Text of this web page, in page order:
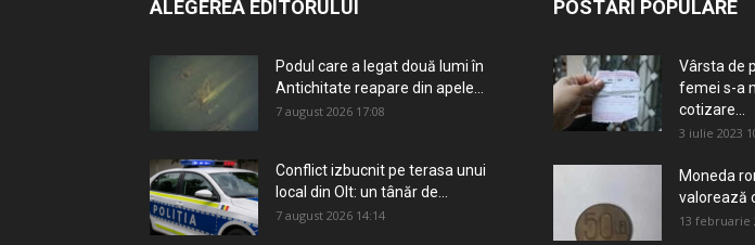
ALEGEREA EDITORULUI
Podul care a legat două lumi în
Antichitate reapare din apele...
7 august 2026 17:08
Conflict izbucnit pe terasa unui
local din Olt: un tânăr de...
7 august 2026 14:14
POSTĂRI POPULARE
Vârsta de
femei s-a
cotizare...
3 iulie 2023
Moneda
valorează
13 februarie